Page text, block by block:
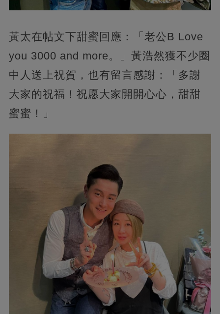
黃太在帖文下甜蜜回應：「老公B Love
you 3000 and more。」黃浩然獲不少圈
中人送上祝賀，也有留言感謝：「多謝
大家的祝福！祝愿大家開開心心，甜甜
蜜蜜！」